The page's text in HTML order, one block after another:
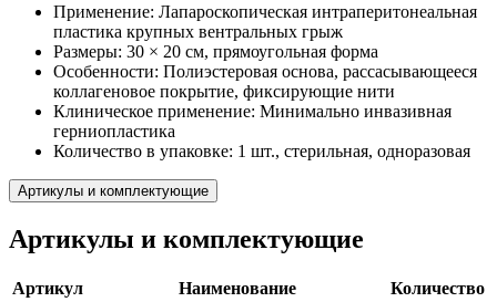
Применение: Лапароскопическая интраперитонеальная
пластика крупных вентральных грыж
Размеры: 30 × 20 см, прямоугольная форма
Особенности: Полиэстеровая основа, рассасывающееся
коллагеновое покрытие, фиксирующие нити
Клиническое применение: Минимально инвазивная
герниопластика
Количество в упаковке: 1 шт., стерильная, одноразовая
Артикулы и комплектующие
Артикулы и комплектующие
Артикул Наименование Количество